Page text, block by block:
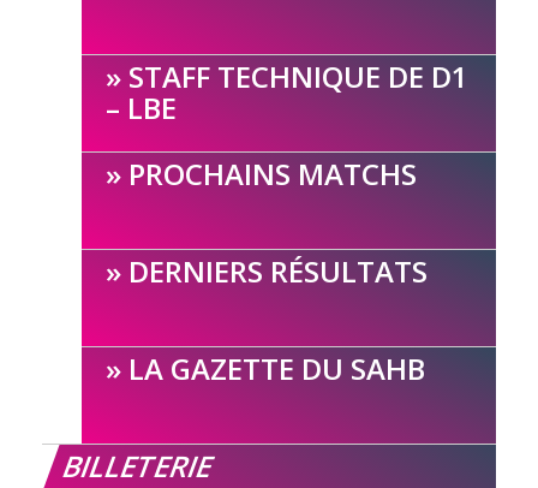
STAFF TECHNIQUE DE D1
– LBE
PROCHAINS MATCHS
DERNIERS RÉSULTATS
LA GAZETTE DU SAHB
BILLETERIE